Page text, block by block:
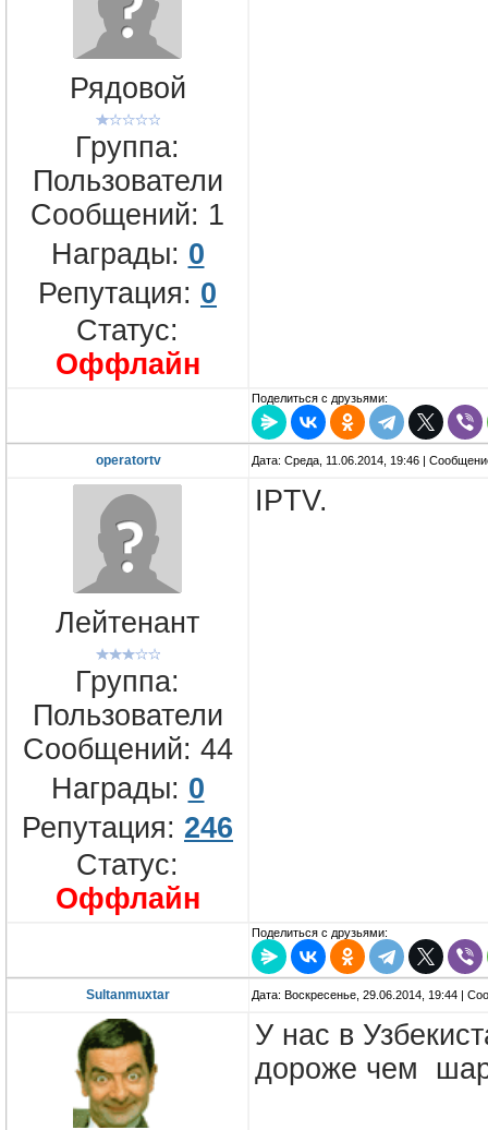
Рядовой
Группа:
Пользователи
Сообщений: 1
Награды: 0
Репутация: 0
Статус:
Оффлайн
Поделиться с друзьями:
operatortv Дата: Среда, 11.06.2014, 19:46 |
Лейтенант
Группа:
Пользователи
Сообщений: 44
Награды: 0
Репутация: 246
Статус:
Оффлайн
IPTV.
Поделиться с друзьями:
Sultanmuxtar Дата: Воскресенье, 29.06.2014, 19:44 |
У нас в
дороже чем